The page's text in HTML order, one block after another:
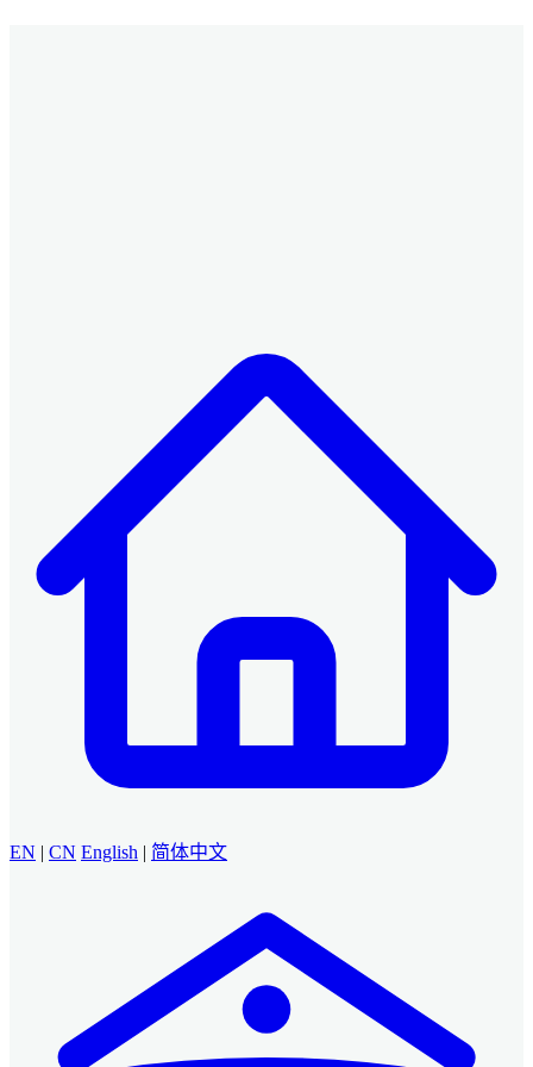
EN | CN English | 简体中文